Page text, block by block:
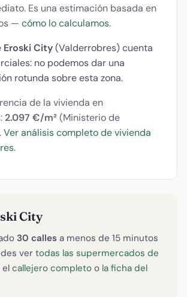
Es una estimación basada en
— cómo lo calculamos.
Eroski City(Valderrobres) cuenta
no podemos dar una
rotunda sobre esta zona.
de la vivienda en
2.097 €/m² (Ministerio de
Ver análisis completo de vivienda
.
City
30 calles a menos de 15 minutos
ver todas las supermercados de
elcallejero completo o la ficha del